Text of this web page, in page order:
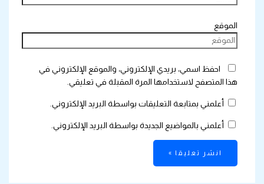
الموقع
احفظ اسمي، بريدي الإلكتروني، والموقع الإلكتروني في
هذا المتصفح لاستخدامها المرة المقبلة في تعليقي.
أعلمني بمتابعة التعليقات بواسطة البريد الإلكتروني.
أعلمني بالمواضيع الجديدة بواسطة البريد الإلكتروني.